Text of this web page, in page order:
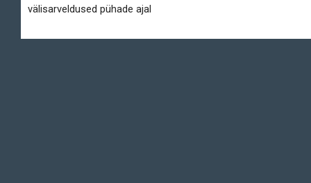
välisarveldused pühade ajal